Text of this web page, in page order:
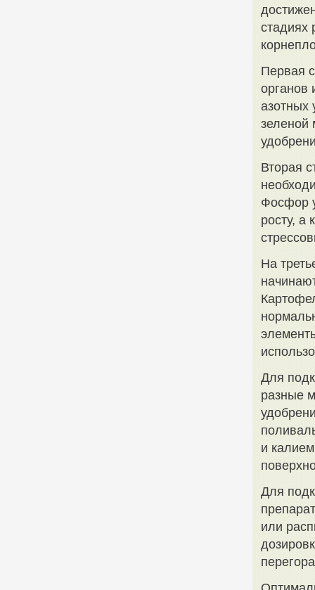
стадиях
Первая
органов
азотных
зеленой
Вторая
Фосфор
росту, а
На
Для
разные
и
Для
или